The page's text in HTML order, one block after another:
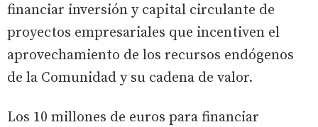
financiar inversión y capital circulante de
proyectos empresariales que incentiven el
aprovechamiento de los recursos endógenos
de la Comunidad y su cadena de valor.
Los 10 millones de euros para financiar